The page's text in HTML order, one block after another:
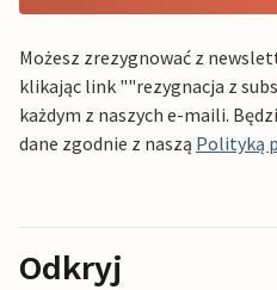
Możesz zrezygnować z
klikając link ""rezygnacja z
każdym z naszych e-maili.
dane zgodnie z naszą Polityką
Odkryj